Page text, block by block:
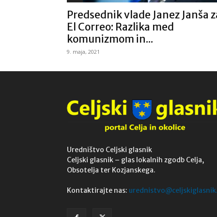
Predsednik vlade Janez Janša
El Correo: Razlika med
komunizmom in...
9. maja, 2021
Uredništvo Celjski glasnik
Celjski glasnik – glas lokalnih zgodb Celja,
Obsotelja ter Kozjanskega.
Kontaktirajte nas: